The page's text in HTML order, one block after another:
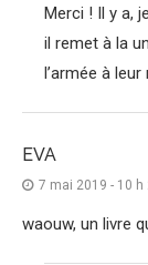
Merci ! Il y a,
il remet à la
l’armée à
EVA
7 mai 2019 - 10 h
waouw, un livre